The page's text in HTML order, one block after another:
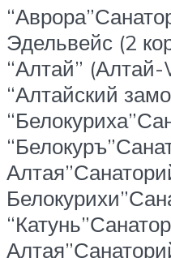
Эдельвейс (2
“Алтай”
“Алтайский